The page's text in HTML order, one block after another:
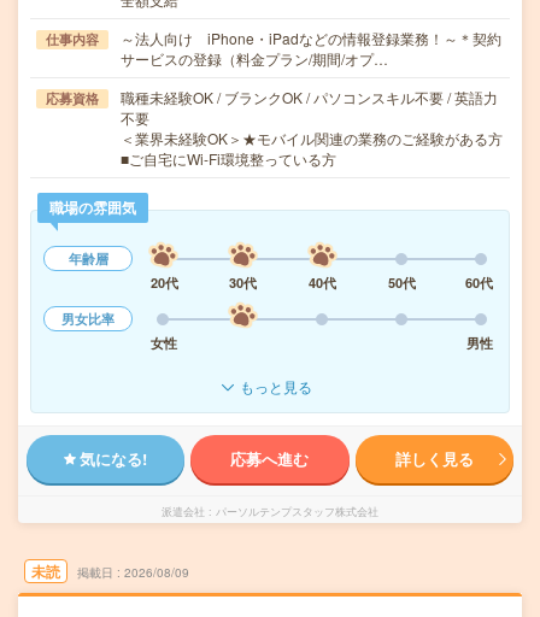
仕事内容
～法人向け iPhone・iPadなどの情報登録業務！～＊契約
サービスの登録（料金プラン/期間/オプ…
応募資格
職種未経験OK / ブランクOK / パソコンスキル不要 / 英語力
不要
＜業界未経験OK＞★モバイル関連の業務のご経験がある方
■ご自宅にWi-Fi環境整っている方
職場の雰囲気
年齢層
20代
30代 40代 50代
60代
男女比率
女性
男性
もっと見る
気になる! 応募へ進む 詳しく見る
派遣会社 パーソルテンプスタッフ株式会社
未読 掲載日 2026/08/09